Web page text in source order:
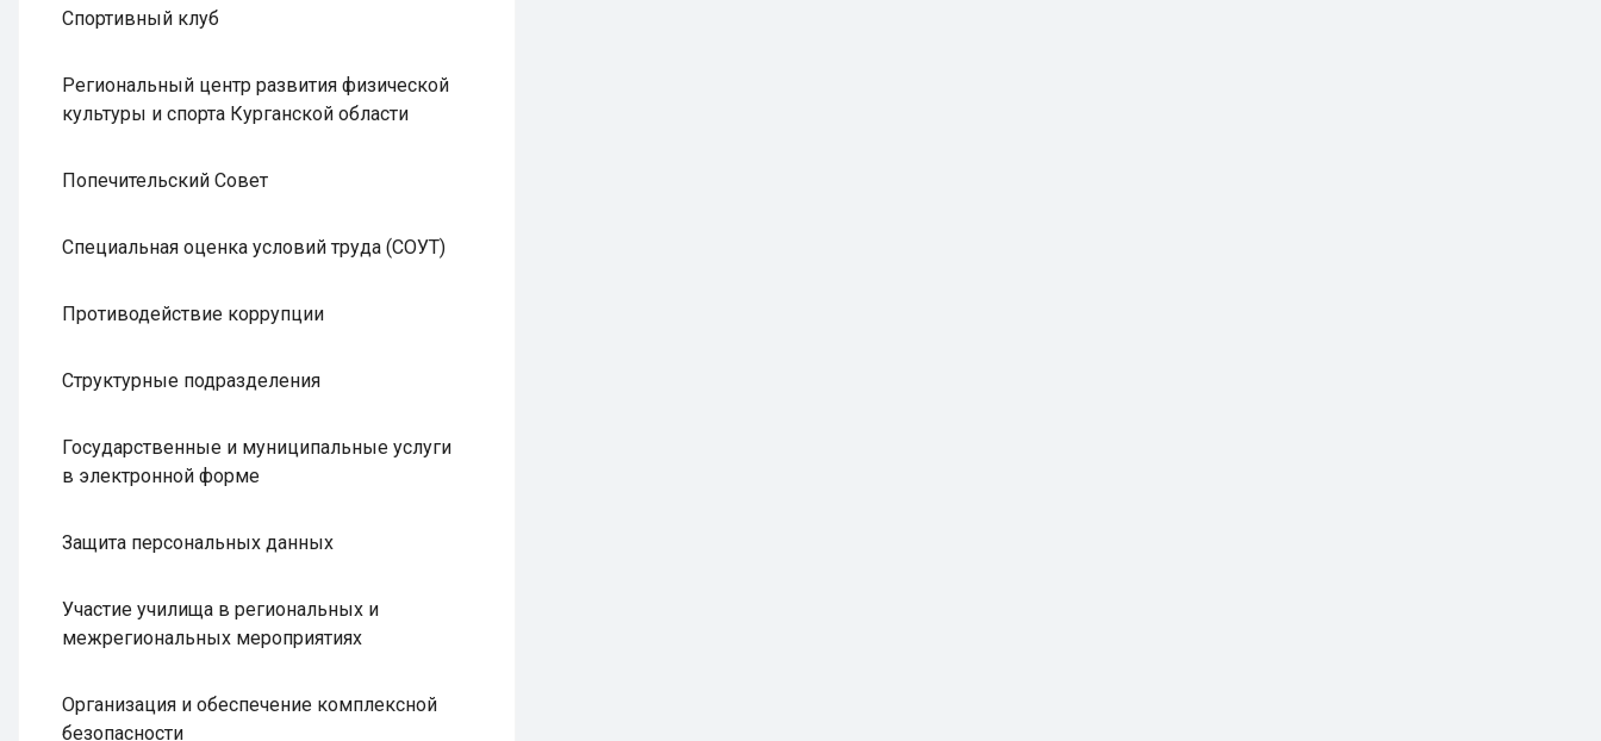
Спортивный клуб
Региональный центр развития физической
культуры и спорта Курганской области
Попечительский Совет
Специальная оценка условий труда (СОУТ)
Противодействие коррупции
Структурные подразделения
Государственные и муниципальные услуги
в электронной форме
Защита персональных данных
Участие училища в региональных и
межрегиональных мероприятиях
Организация и обеспечение комплексной
безопасности